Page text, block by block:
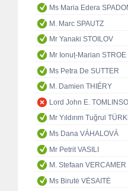
Ms Maria Edera
M. Marc SPAUTZ
Mr Yanaki STOILOV
Mr Ionuț-Marian STROE
Ms Petra De SUTTER
M. Damien THIÉRY
Lord John E.
Mr Yıldırım Tuğrul
Ms Dana VÁHALOVÁ
Mr Petrit VASILI
M. Stefaan VERCAMER
Ms Birutė VĖSAITĖ